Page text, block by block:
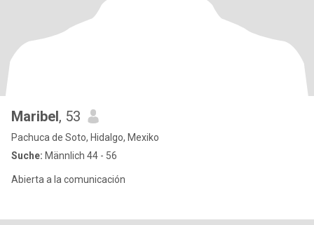
Maribel, 53
Pachuca de Soto, Hidalgo, Mexiko
Suche: Männlich 44 - 56
Abierta a la comunicación